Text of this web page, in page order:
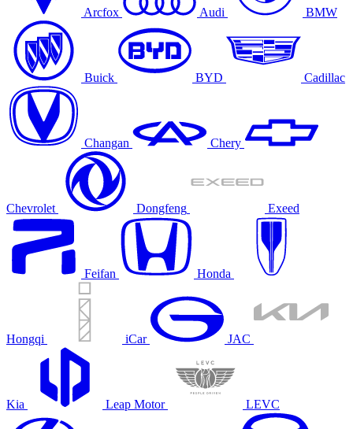
Arcfox Audi BMW
Buick BYD Cadillac
Changan Chery
Chevrolet Dongfeng Exeed
Feifan Honda
Hongqi iCar JAC
Kia Leap Motor LEVC